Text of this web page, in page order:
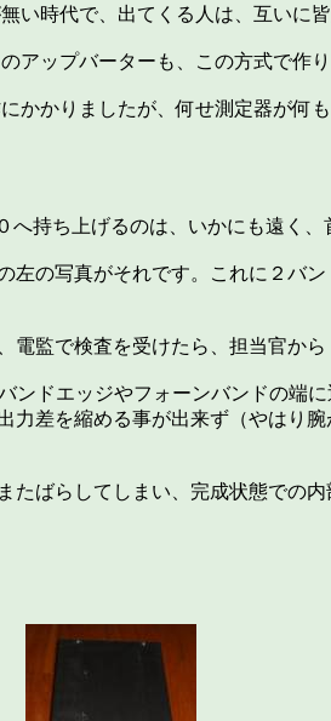
い時代で、出てくる人は、互いに
アップバーターも、この方式で作
かかりましたが、何せ測定器が何
へ持ち上げるのは、いかにも遠く
の写真がそれです。これに２バ
監で検査を受けたら、担当官か
ドエッジやフォーンバンドの端
差を縮める事が出来ず（やはり
ばらしてしまい、完成状態での内